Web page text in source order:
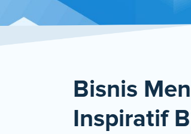
Bisnis
Inspiratif